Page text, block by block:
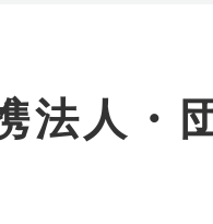
ング法人・